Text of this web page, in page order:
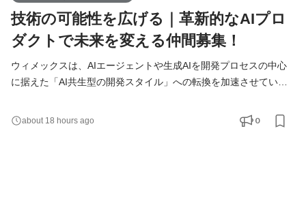
技術の可能性を広げる｜革新的なAIプロ
ダクトで未来を変える仲間募集！
ウィメックスは、AIエージェントや生成AIを開発プロセスの中心
に据えた「AI共生型の開発スタイル」への転換を加速させていま
極的に募集しています。 AIを相棒に、圧倒的なスピードと品質を
実現し、最先端の技術を使いこなすエンジニアへ成長したい方を
about 18 hours ago 0